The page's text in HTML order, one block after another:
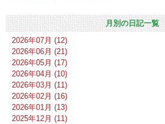
月別の日記一覧
2026年07月 (12)
2026年06月 (21)
2026年05月 (17)
2026年04月 (10)
2026年03月 (11)
2026年02月 (16)
2026年01月 (13)
2025年12月 (11)